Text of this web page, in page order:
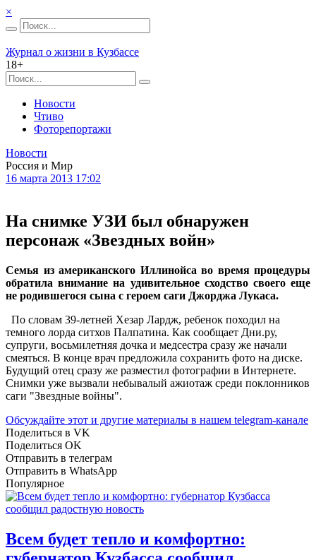
×
Журнал о жизни в Кузбассе
18+
Новости
Чтиво
Фоторепортажи
Новости
Россия и Мир
16 марта 2013 17:02
На снимке УЗИ был обнаружен
персонаж «Звездных войн»
Семья из американского Иллинойса во время процедуры
обратила внимание на удивительное сходство своего еще
не родившегося сына с героем саги Джорджа Лукаса.
По словам 39-летней Хезар Лардж, ребенок походил на
темного лорда ситхов Палпатина. Как сообщает Дни.ру,
супруги, восьмилетняя дочка и медсестра сразу же начали
смеяться. В конце врач предложила сохранить фото на диске.
Будущий отец сразу же разместил фотографии в Интернете.
Снимки уже вызвали небывалый ажиотаж среди поклонников
саги "Звездные войны".
Обсуждайте этот и другие материалы в нашем telegram-канале
Поделиться в VK
Поделиться OK
Отправить в телеграм
Отправить в WhatsApp
Популярное
Всем будет тепло и комфортно: